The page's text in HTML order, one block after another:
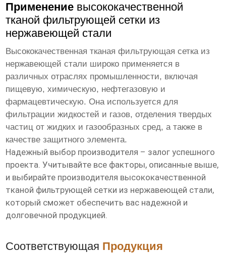
Применение высококачественной
тканой фильтрующей сетки из
нержавеющей стали
Высококачественная тканая фильтрующая сетка из
нержавеющей стали широко применяется в
различных отраслях промышленности, включая
пищевую, химическую, нефтегазовую и
фармацевтическую. Она используется для
фильтрации жидкостей и газов, отделения твердых
частиц от жидких и газообразных сред, а также в
качестве защитного элемента.
Надежный выбор производителя – залог успешного
проекта. Учитывайте все факторы, описанные выше,
и выбирайте производителя высококачественной
тканой фильтрующей сетки из нержавеющей стали,
который сможет обеспечить вас надежной и
долговечной продукцией.
Соответствующая Продукция